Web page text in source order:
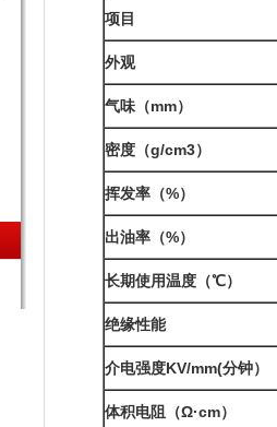
项目
外观
气味（mm）
密度（g/cm3）
挥发率（%）
出油率（%）
长期使用温度（℃）
绝缘性能
介电强度KV/mm(分钟）
体积电阻（Ω·cm）